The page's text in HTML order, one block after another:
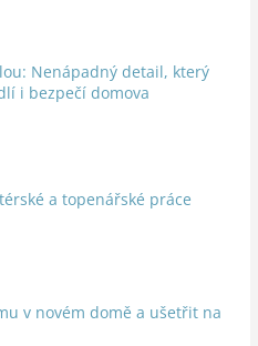
Nenápadný detail, který
i bezpečí domova
a topenářské práce
v novém domě a ušetřit na